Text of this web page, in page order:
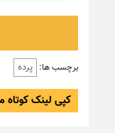
برچسب ها: پرده
کپی لینک